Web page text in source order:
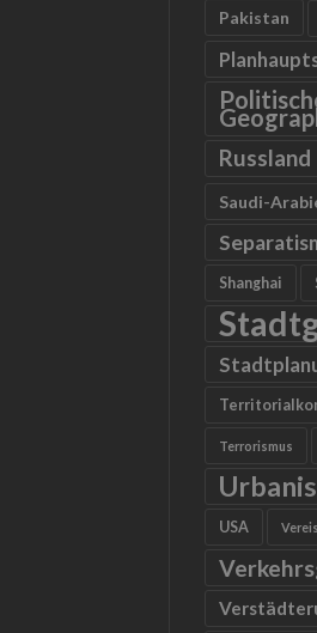
Pakistan
Russland
Saudi-
Shanghai
Terrorismus
USA